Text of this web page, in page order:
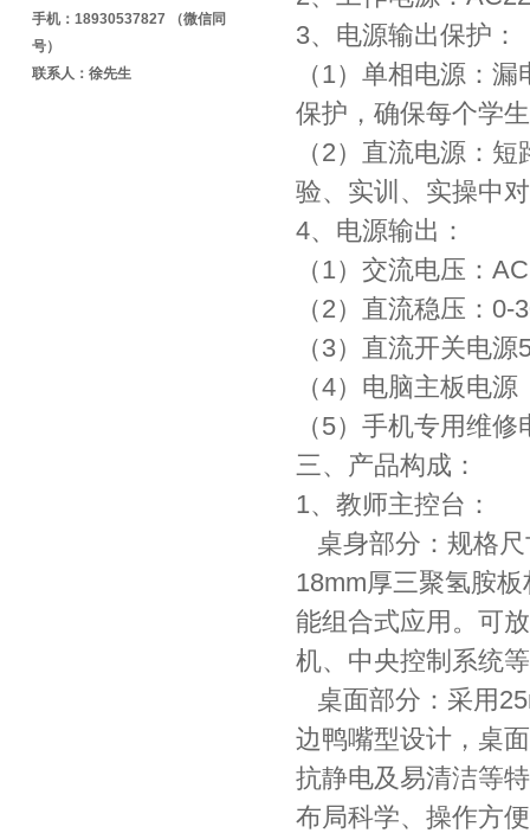
3、电源输出保护：
（1）单相电源：
保护，确保每个学
（2）直流电源：
验、实训、实操中
4、电源输出：
（1）交流电压：
（2）直流稳压：
（3）直流开关电
（4）电脑主板电
（5）手机专用维
三、产品构成：
1、教师主控台：
桌身部分：规格尺
18mm厚三聚氢胺
能组合式应用。可
机、中央控制系统
桌面部分：采用
边鸭嘴型设计，桌
抗静电及易清洁等
布局科学、操作方
手机：18930537827 （微信同
号）
联系人：徐先生